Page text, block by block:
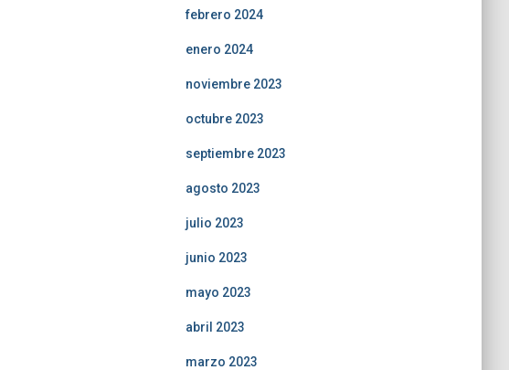
febrero 2024
enero 2024
noviembre 2023
octubre 2023
septiembre 2023
agosto 2023
julio 2023
junio 2023
mayo 2023
abril 2023
marzo 2023